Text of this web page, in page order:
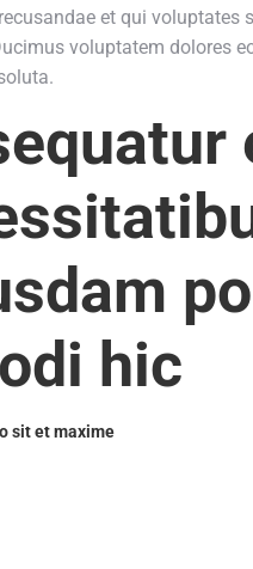
et qui voluptates
voluptatem dolores
hic
sit et maxime